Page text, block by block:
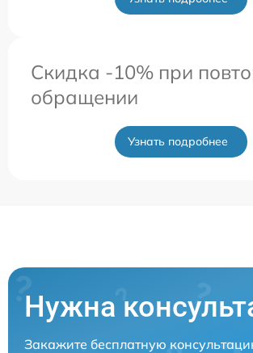
Скидка -10% при
обращении
Узнать подробнее
Нужна
Закажите бесплатную